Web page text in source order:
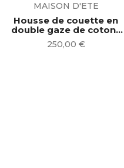
MAISON D'ETE
Housse de couette en
double gaze de coton ◦
bleu minéral...
Prix
250,00 €